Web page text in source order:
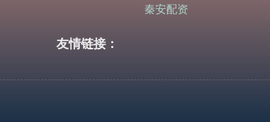
秦安配资
友情链接：